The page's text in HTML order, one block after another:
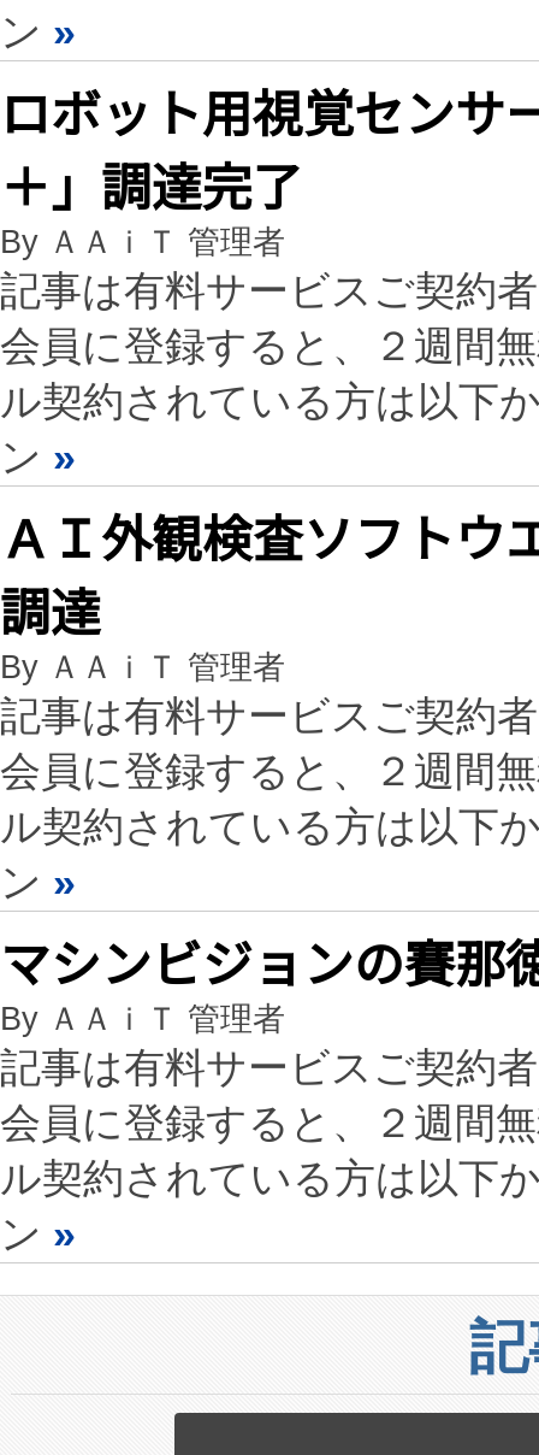
ン »
ロボット用視覚センサ
＋」調達完了
By ＡＡｉＴ 管理者
記事は有料サービスご契約
会員に登録すると、２週間
ル契約されている方は以下
ン »
ＡＩ外観検査ソフトウ
調達
By ＡＡｉＴ 管理者
記事は有料サービスご契約
会員に登録すると、２週間
ル契約されている方は以下
ン »
マシンビジョンの賽那
By ＡＡｉＴ 管理者
記事は有料サービスご契約
会員に登録すると、２週間
ル契約されている方は以下
ン »